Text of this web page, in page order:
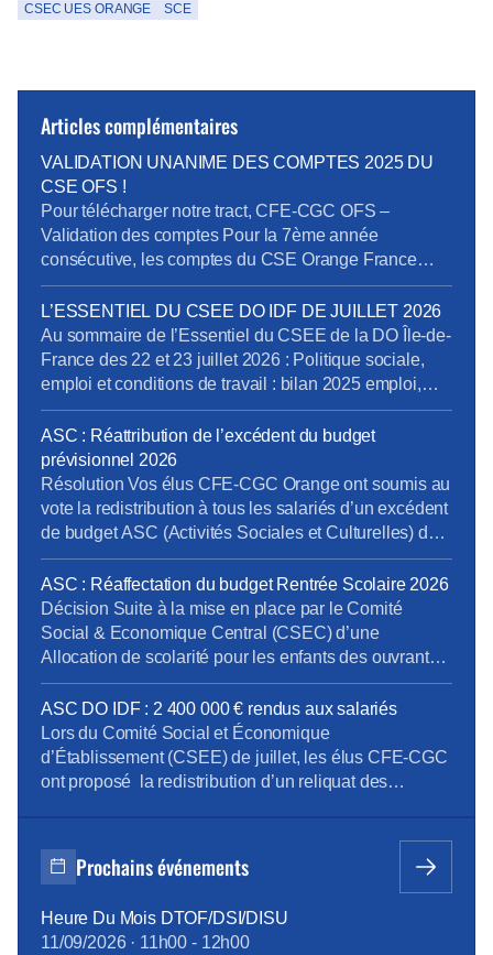
CSEC UES ORANGE SCE
Articles complémentaires
VALIDATION UNANIME DES COMPTES 2025 DU
CSE OFS !
Pour télécharger notre tract, CFE-CGC OFS –
Validation des comptes Pour la 7ème année
consécutive, les comptes du CSE Orange France
Siège sont approuvés sans réserve par les
Commissaires Aux Comptes. En plus d’être le plus
généreux des CSE de l’UES Orange, nous
constatons également qu’il a sûrement été le mieux
géré car il cumule […]
L’ESSENTIEL DU CSEE DO IDF DE JUILLET 2026
Au sommaire de l’Essentiel du CSEE de la DO Île-de-
France des 22 et 23 juillet 2026 : Politique sociale,
emploi et conditions de travail : bilan 2025 emploi,
perspectives et compétences Pôle Obligations
Légales de Paris : dénonciation d’usage et mise en
conformité des déclarations des heures et périodes
d’astreinte Recrutement d’un préventeur au sein […]
ASC : Réattribution de l’excédent du budget
prévisionnel 2026
Résolution Vos élus CFE-CGC Orange ont soumis au
vote la redistribution à tous les salariés d’un excédent
de budget ASC (Activités Sociales et Culturelles) de
2.4 millions d’euros. Cette proposition a été adoptée à
la majorité. Votes POUR : CFE-CGC Orange, CFTC
et Indépendants ex-FOCom Votes CONTRE : CGT,
Sud, FOCom. La CFDT n’a pas pris part […]
ASC : Réaffectation du budget Rentrée Scolaire 2026
Décision Suite à la mise en place par le Comité
Social & Economique Central (CSEC) d’une
Allocation de scolarité pour les enfants des ouvrants-
droit poursuivant des études supérieures, les élus du
CSEE DO IDF ont décidé de réaffecter la ligne
budgétaire initialement dédiée à la prestation Rentrée
scolaire 2026 (140 000 €) vers la ligne […]
ASC DO IDF : 2 400 000 € rendus aux salariés
Lors du Comité Social et Économique
d’Établissement (CSEE) de juillet, les élus CFE-CGC
ont proposé la redistribution d’un reliquat des
CGC choisit la transparence : les chiffres, la méthode
de calcul et le résultat du vote sont détaillés […]
Prochains événements
Heure Du Mois DTOF/DSI/DISU
11/09/2026· 11h00 - 12h00